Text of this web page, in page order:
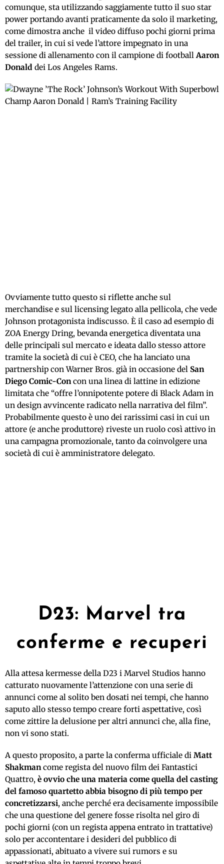
comunque, sta utilizzando saggiamente tutto il suo star
power portando avanti praticamente da solo il marketing,
come dimostra anche il video diffuso pochi giorni prima
del trailer, in cui si vede l’attore impegnato in una
sessione di allenamento con il campione di football Aaron
Donald dei Los Angeles Rams.
Ovviamente tutto questo si riflette anche sul
merchandise e sul licensing legato alla pellicola, che vede
Johnson protagonista indiscusso. È il caso ad esempio di
ZOA Energy Dring, bevanda energetica diventata una
delle principali sul mercato e ideata dallo stesso attore
tramite la società di cui è CEO, che ha lanciato una
partnership con Warner Bros. già in occasione del San
Diego Comic-Concon una linea di lattine in edizione
limitata che “offre l’onnipotente potere di Black Adam in
un design avvincente radicato nella narrativa del film”.
Probabilmente questo è uno dei rarissimi casi in cui un
attore (e anche produttore) riveste un ruolo così attivo in
una campagna promozionale, tanto da coinvolgere una
società di cui è amministratore delegato.
D23: Marvel tra
conferme e recuperi
Alla attesa kermesse della D23 i Marvel Studios hanno
catturato nuovamente l’attenzione con una serie di
annunci come al solito ben dosati nei tempi, che hanno
saputo allo stesso tempo creare forti aspettative, così
come zittire la delusione per altri annunci che, alla fine,
non vi sono stati.
A questo proposito, a parte la conferma ufficiale di Matt
Shakman come regista del nuovo film dei Fantastici
Quattro, è ovvio che una materia come quella del casting
del famoso quartetto abbia bisogno di più tempo per
concretizzarsi, anche perché era decisamente impossibile
che una questione del genere fosse risolta nel giro di
pochi giorni (con un regista appena entrato in trattative)
solo per accontentare i desideri del pubblico di
appassionati, abituato a vivere sui rumors e su